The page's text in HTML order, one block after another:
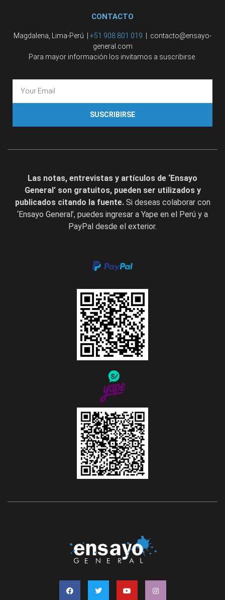
CONTACTO
Magdalena, Lima-Perú | +51 908 801 019 | contacto@ensayo-
general.com
Para mayor información los invitamos a suscribirse.
SUSCRIBIRSE
Las notas, entrevistas y artículos de ‘Ensayo
General’ son gratuitos, pueden ser utilizados y
publicados citando la fuente. Si deseas colaborar con
‘Ensayo General’, puedes ingresar a Yape en el Perú y a
PayPal desde el exterior.